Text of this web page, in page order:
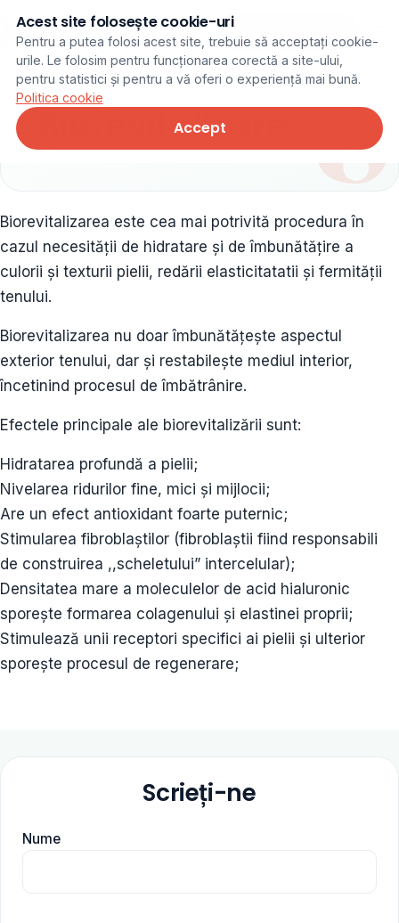
Programare online
Biorevitalizare
Biorevitalizarea este cea mai potrivită procedura în
cazul necesităţii de hidratare şi de îmbunătăţire a
culorii şi texturii pielii, redării elasticitatatii şi fermităţii
tenului.
Biorevitalizarea nu doar îmbunătăţeşte aspectul
exterior tenului, dar şi restabileşte mediul interior,
încetinind procesul de îmbătrânire.
Efectele principale ale biorevitalizării sunt:
Hidratarea profundă a pielii;
Nivelarea ridurilor fine, mici și mijlocii;
Are un efect antioxidant foarte puternic;
Stimularea fibroblaștilor (fibroblaștii fiind responsabili
de construirea ,,scheletului” intercelular);
Densitatea mare a moleculelor de acid hialuronic
sporește formarea colagenului și elastinei proprii;
Stimulează unii receptori specifici ai pielii și ulterior
sporește procesul de regenerare;
Scrieți-ne
Nume
Acest site folosește cookie-uri
Pentru a putea folosi acest site, trebuie să acceptați cookie-
urile. Le folosim pentru funcționarea corectă a site-ului,
pentru statistici și pentru a vă oferi o experiență mai bună.
Politica cookie
Accept